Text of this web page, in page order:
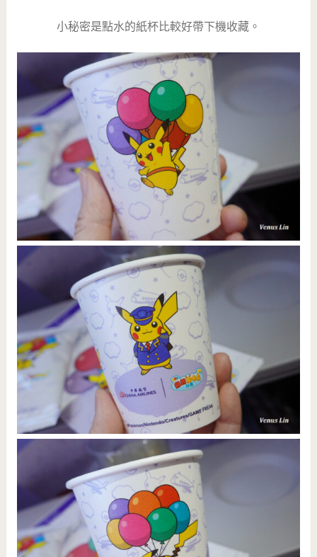
小秘密是點水的紙杯比較好帶下機收藏。